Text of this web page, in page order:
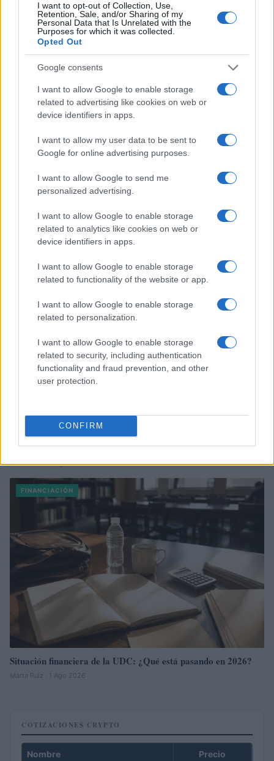
I want to opt-out of Collection, Use,
Retention, Sale, and/or Sharing of my
Personal Data that Is Unrelated with the
Purposes for which it was collected.
Opted Out
Google consents
I want to allow Google to enable storage
related to advertising like cookies on web or
device identifiers in apps.
I want to allow my user data to be sent to
Google for online advertising purposes.
I want to allow Google to send me
personalized advertising.
I want to allow Google to enable storage
related to analytics like cookies on web or
device identifiers in apps.
I want to allow Google to enable storage
related to functionality of the website or app.
I want to allow Google to enable storage
related to personalization.
I want to allow Google to enable storage
related to security, including authentication
functionality and fraud prevention, and other
user protection.
CONFIRM
Sigue leyendo
FINANCIACIÓN
Guía para comparar créditos: TIN, TAE y comisiones
explicadas
Marta Ruiz · 8 Ago 2026
FINANCIACIÓN
Fondos europeos impulsan crecimiento laboral y económico en
el País Vasco
Marta Ruiz · 3 Ago 2026
FINANCIACIÓN
Situación financiera de la UDC: ¿Qué está pasando en 2026?
Marta Ruiz · 1 Ago 2026
COTIZACIONES CRYPTO
Nombre Precio